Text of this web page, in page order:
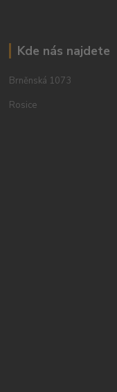
Kde nás najdete
Brněnská 1073
Rosice